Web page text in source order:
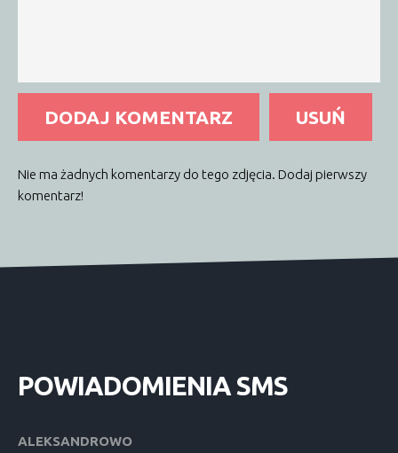
DODAJ KOMENTARZ USUŃ
Nie ma żadnych komentarzy do tego zdjęcia. Dodaj pierwszy
komentarz!
POWIADOMIENIA SMS
ALEKSANDROWO